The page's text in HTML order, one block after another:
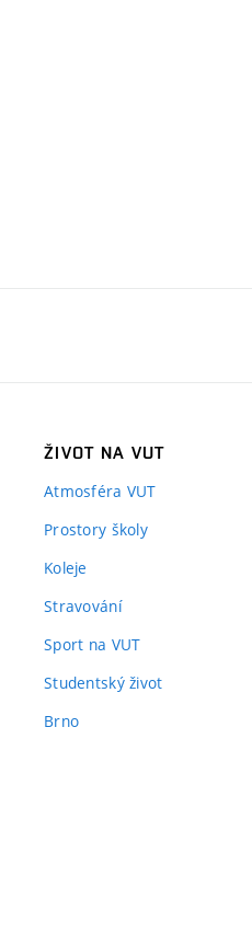
ŽIVOT NA VUT
Atmosféra VUT
Prostory školy
Koleje
Stravování
Sport na VUT
Studentský život
Brno